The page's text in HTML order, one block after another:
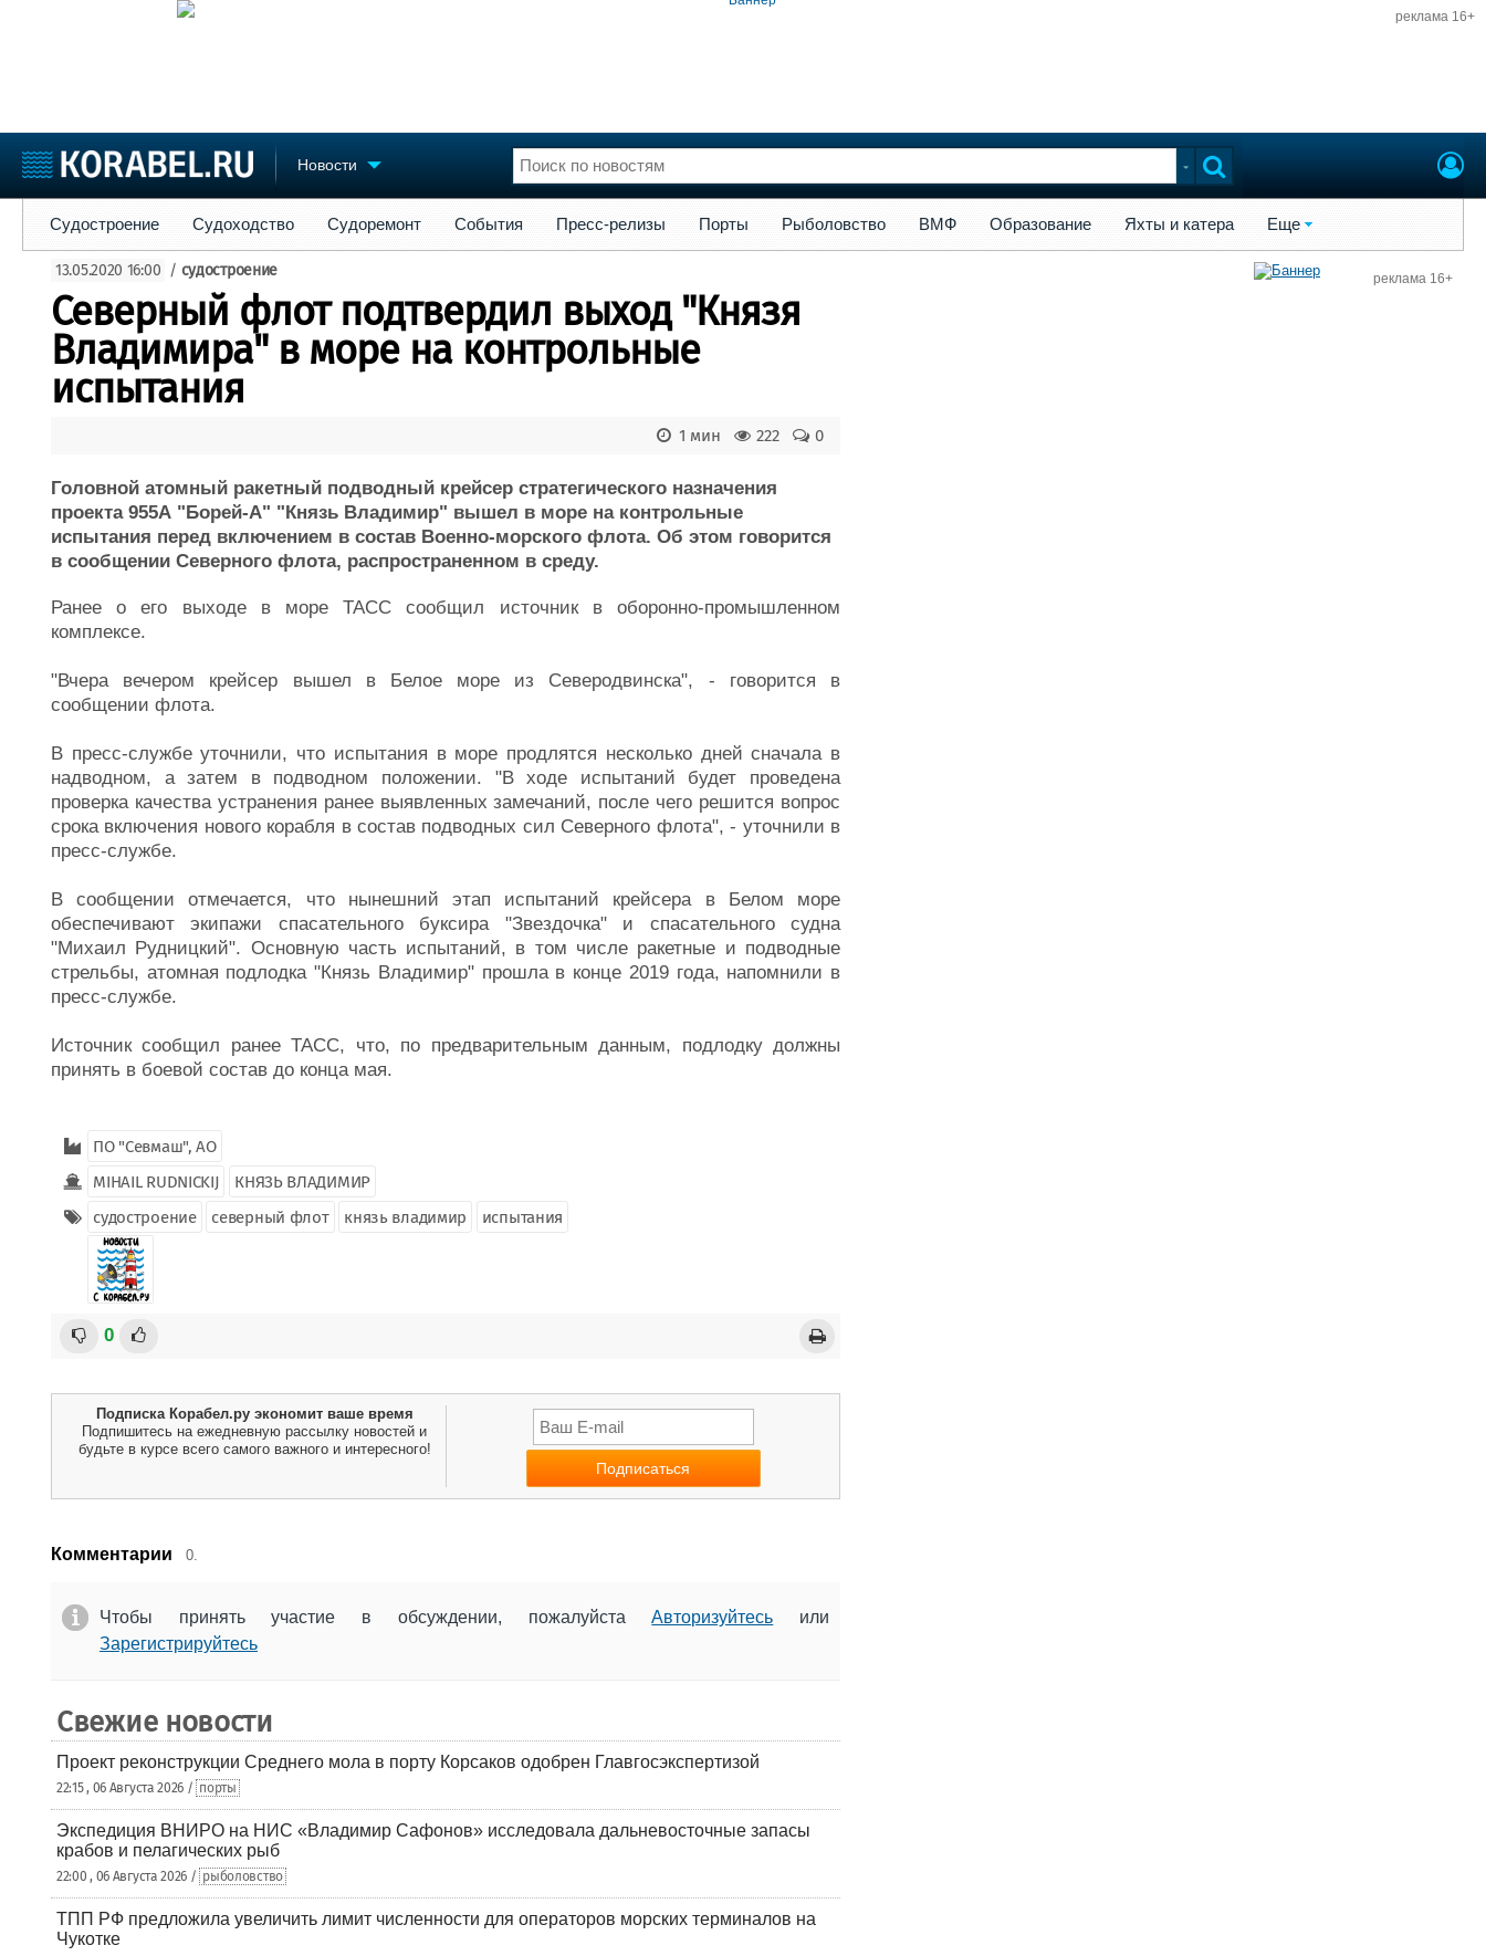
реклама 16+
Новости
Судостроение
Пульс
Новости
Компании
Репутация
Работа
Торговая площадка
Доска объявлений
Продажа флота
Оборудование
Изделия
Материалы
Конференции
Личности
Словарь
Флот
Форум
Отзывы
Все службы
Судостроение Судоходство Судоремонт События Пресс-релизы Порты Рыболовство ВМФ Образование Яхты и катера Еще
13.05.2020 16:00 / судостроение
Северный флот подтвердил выход "Князя
Владимира" в море на контрольные
испытания
0
222
1 мин
Головной атомный ракетный подводный крейсер стратегического назначения
проекта 955А "Борей-А" "Князь Владимир" вышел в море на контрольные
испытания перед включением в состав Военно-морского флота. Об этом говорится
в сообщении Северного флота, распространенном в среду.
Ранее о его выходе в море ТАСС сообщил источник в оборонно-промышленном
комплексе.
"Вчера вечером крейсер вышел в Белое море из Северодвинска", - говорится в
сообщении флота.
В пресс-службе уточнили, что испытания в море продлятся несколько дней сначала в
надводном, а затем в подводном положении. "В ходе испытаний будет проведена
проверка качества устранения ранее выявленных замечаний, после чего решится вопрос
срока включения нового корабля в состав подводных сил Северного флота", - уточнили в
пресс-службе.
В сообщении отмечается, что нынешний этап испытаний крейсера в Белом море
обеспечивают экипажи спасательного буксира "Звездочка" и спасательного судна
"Михаил Рудницкий". Основную часть испытаний, в том числе ракетные и подводные
стрельбы, атомная подлодка "Князь Владимир" прошла в конце 2019 года, напомнили в
пресс-службе.
Источник сообщил ранее ТАСС, что, по предварительным данным, подлодку должны
принять в боевой состав до конца мая.
ПО "Севмаш", АО
MIHAIL RUDNICKIJ
КНЯЗЬ ВЛАДИМИР
судостроение
северный флот князь владимир испытания
0
Подписка Корабел.ру экономит ваше время
Подпишитесь на ежедневную рассылку новостей и
будьте в курсе всего самого важного и интересного!
Комментарии 0.
Чтобы принять участие в обсуждении, пожалуйстаАвторизуйтесь или
Зарегистрируйтесь
Свежие новости
Проект реконструкции Среднего мола в порту Корсаков одобрен Главгосэкспертизой
22:15 , 06 Августа 2026 / порты
Экспедиция ВНИРО на НИС «Владимир Сафонов» исследовала дальневосточные запасы
крабов и пелагических рыб
22:00 , 06 Августа 2026 / рыболовство
ТПП РФ предложила увеличить лимит численности для операторов морских терминалов на
Чукотке
реклама 16+